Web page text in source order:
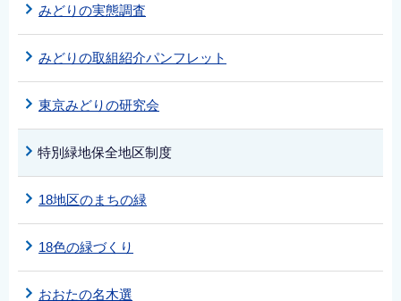
みどりの実態調査
みどりの取組紹介パンフレット
東京みどりの研究会
特別緑地保全地区制度
18地区のまちの緑
18色の緑づくり
おおたの名木選